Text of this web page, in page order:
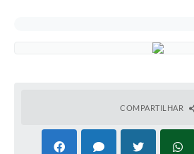
COMPARTILHAR